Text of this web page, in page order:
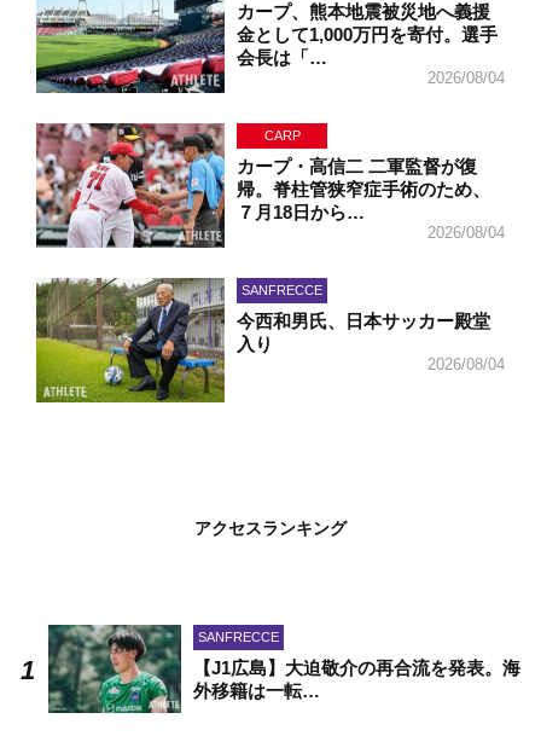
カープ、熊本地震被災地へ義援
金として1,000万円を寄付。選手
会長は「…
2026/08/04
CARP
カープ・高信二 二軍監督が復
帰。脊柱管狭窄症手術のため、
７月18日から…
2026/08/04
SANFRECCE
今西和男氏、日本サッカー殿堂
入り
2026/08/04
アクセスランキング
SANFRECCE
【J1広島】大迫敬介の再合流を発表。海
外移籍は一転…